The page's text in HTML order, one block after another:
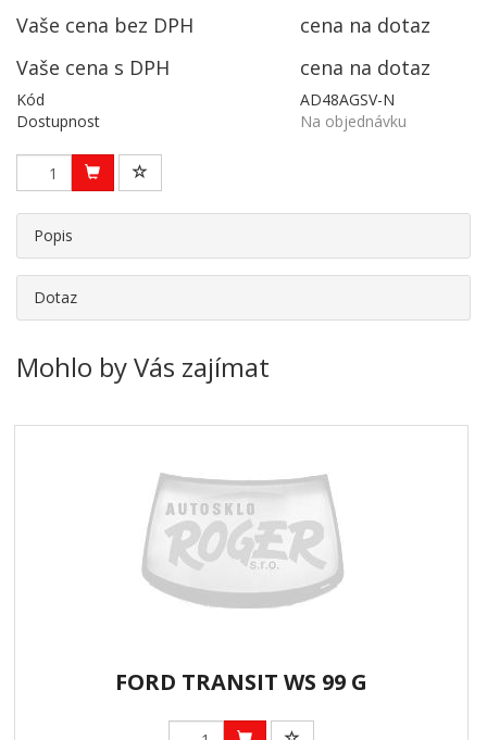
Vaše cena bez DPH
cena na dotaz
Vaše cena s DPH
cena na dotaz
Kód
AD48AGSV-N
Dostupnost
Na objednávku
Popis
Dotaz
Mohlo by Vás zajímat
FORD TRANSIT WS 99 G